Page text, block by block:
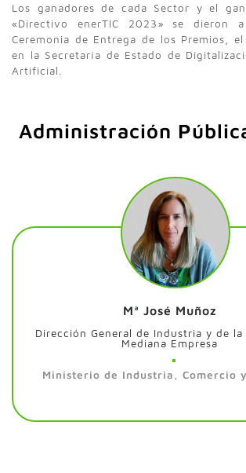
Los ganadores de cada Sector y el
«Directivo enerTIC 2023» se dieron
Ceremonia de Entrega de los Premios,
en la Secretaría de Estado de
Artificial.
Administración
Mª José Muñoz
Dirección General de Industria y de la
Mediana Empresa
Ministerio de Industria, Comercio